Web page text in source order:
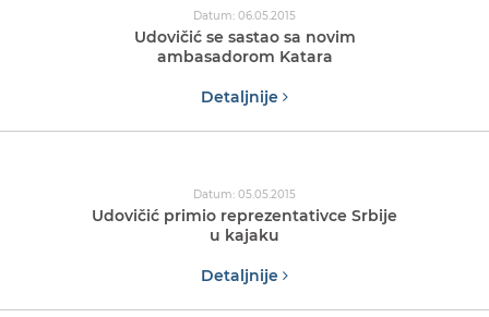
Datum: 06.05.2015
Udovičić se sastao sa novim
ambasadorom Katara
Detaljnije
Datum: 05.05.2015
Udovičić primio reprezentativce Srbije
u kajaku
Detaljnije